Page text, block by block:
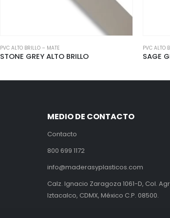
PVC ALTO BRILLO – MATE
SAGE GREEN MATE
PVC ALTO
Latte
MEDIO DE CONTACTO
Contacto
800 699 1172
info@maderasyplasticos.com
Calz. Ignacio Zaragoza 1061-D, Col.
Iztacalco, CDMX, México C.P. 08500.